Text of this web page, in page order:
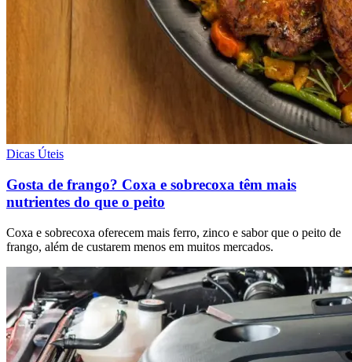
Dicas Úteis
Gosta de frango? Coxa e sobrecoxa têm mais
nutrientes do que o peito
Coxa e sobrecoxa oferecem mais ferro, zinco e sabor que o peito de
frango, além de custarem menos em muitos mercados.